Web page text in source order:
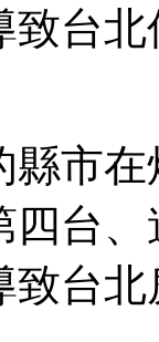
致台
縣市
四台
致台